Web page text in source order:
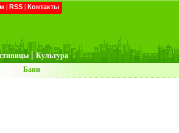
| RSS | Контакты
| Культура
Бани